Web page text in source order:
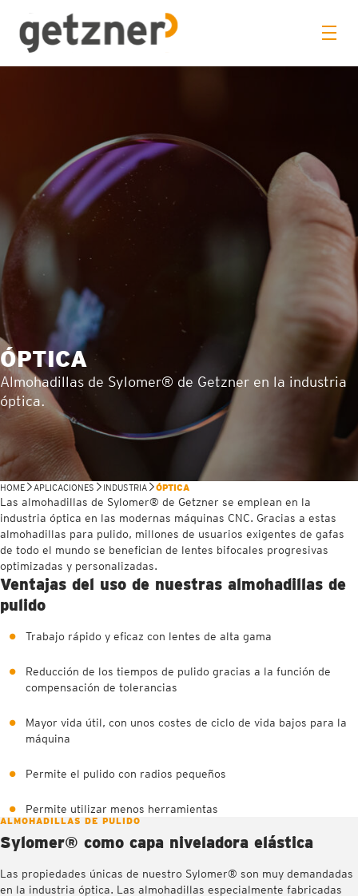
ÓPTICA
Almohadillas de Sylomer® de Getzner en la industria
óptica.
HOME APLICACIONES INDUSTRIA ÓPTICA
Las almohadillas de Sylomer® de Getzner se emplean en la
industria óptica en las modernas máquinas CNC. Gracias a estas
almohadillas para pulido, millones de usuarios exigentes de gafas
de todo el mundo se benefician de lentes bifocales progresivas
optimizadas y personalizadas.
Ventajas del uso de nuestras almohadillas de
pulido
Trabajo rápido y eficaz con lentes de alta gama
Reducción de los tiempos de pulido gracias a la función de
compensación de tolerancias
Mayor vida útil, con unos costes de ciclo de vida bajos para la
máquina
Permite el pulido con radios pequeños
Permite utilizar menos herramientas
ALMOHADILLAS DE PULIDO
Sylomer® como capa niveladora elástica
Las propiedades únicas de nuestro Sylomer® son muy demandadas
en la industria óptica. Las almohadillas especialmente fabricadas